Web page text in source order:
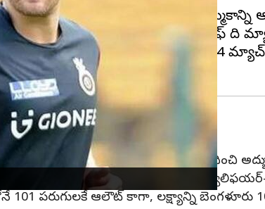
(RCB) టైటిల్‌ గెలుచుకుంటుందన్న
కాదు, ఆ మ్యాచ్‌లో విరాట్ కోహ్లీ 'మ్యాన్ ఆఫ్ ది
రెండో స్థానంలో నిలిచింది. మొత్తం 14
ఆర్సీబీ
మ్యాచ్‌లో 228 పరుగుల భారీ లక్ష్యాన్ని ఛేదించి
క్రికెట్ స్టేడియంలో జరిగిన
పరుగులకే ఆలౌట్ కాగా, లక్ష్యాన్ని బెంగళూరు